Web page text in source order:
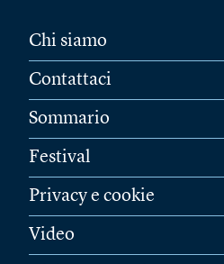
Chi siamo
Contattaci
Sommario
Festival
Privacy e cookie
Video